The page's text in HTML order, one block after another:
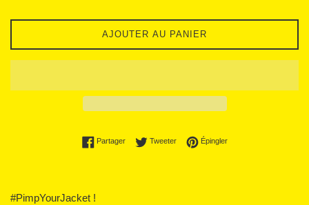
AJOUTER AU PANIER
PartagerPartager sur Facebook
TweeterTweeter sur Twitter
ÉpinglerÉpingler sur Pinterest
#PimpYourJacket !